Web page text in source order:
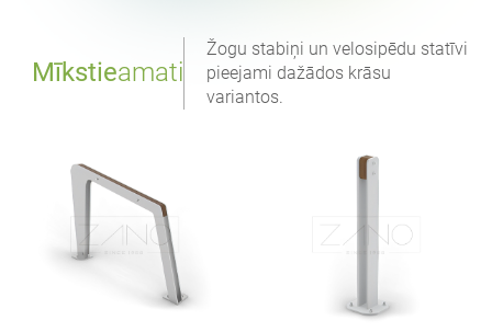
Mīkstieamati
Žogu stabiņi un velosipēdu statīvi
pieejami dažādos krāsu
variantos.